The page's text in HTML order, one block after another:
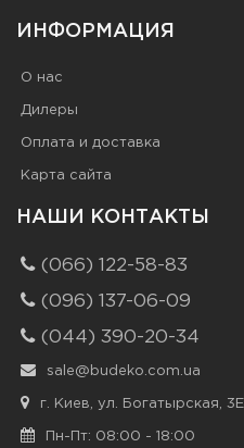
ИНФОРМАЦИЯ
О нас
Дилеры
Оплата и доставка
Карта сайта
НАШИ КОНТАКТЫ
(066) 122-58-83
(096) 137-06-09
(044) 390-20-34
sale@budeko.com.ua
г. Киев, ул. Богатырская, 3Е
Пн-Пт: 08:00 - 18:00